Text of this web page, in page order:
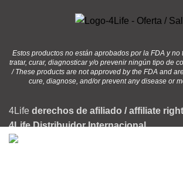
Estos productos no están aprobados por la FDA y
tratar, curar, diagnosticar y/o prevenir ningún tipo de
/ These products are not approved by the FDA and
cure, diagnose, and/or prevent any disease or
4Life derechos de afiliado / affiliate
4Life Distribuidor Internacional